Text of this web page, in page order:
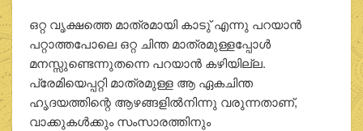
ഒറ്റ വൃക്ഷത്തെ മാത്രമായി കാടു് എന്നു പറയാന്‍
പറ്റാത്തപോലെ ഒറ്റ ചിന്ത മാത്രമുള്ളപ്പോള്‍
മനസ്സുണ്ടെന്നുതന്നെ പറയാന്‍ കഴിയില്ല.
പ്രേമിയെപ്പറ്റി മാത്രമുള്ള ആ ഏകചിന്ത
ഹൃദയത്തിന്റെ ആഴങ്ങളില്‍നിന്നു വരുന്നതാണ്,
വാക്കുകള്‍ക്കും സംസാരത്തിനും